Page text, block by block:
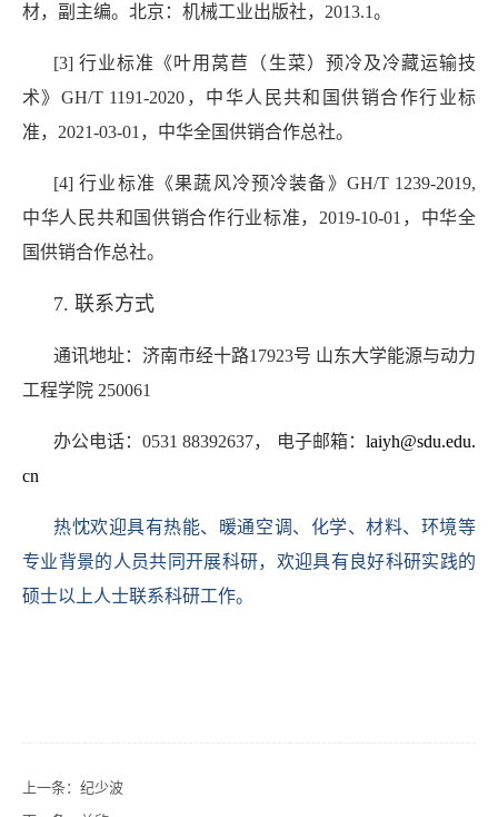
材，副主编。北京：机械工业出版社，2013.1。
[3] 行业标准《叶用莴苣（生菜）预冷及冷藏运输技
术》GH/T 1191-2020，中华人民共和国供销合作行业标
准，2021-03-01，中华全国供销合作总社。
[4] 行业标准《果蔬风冷预冷装备》GH/T 1239-2019,
中华人民共和国供销合作行业标准，2019-10-01，中华全
国供销合作总社。
7. 联系方式
通讯地址：济南市经十路17923号 山东大学能源与动力
工程学院 250061
办公电话：0531 88392637， 电子邮箱： laiyh@sdu.edu.
cn
热忱欢迎具有热能、暖通空调、化学、材料、环境等
专业背景的人员共同开展科研，欢迎具有良好科研实践的
硕士以上人士联系科研工作。
上一条： 纪少波